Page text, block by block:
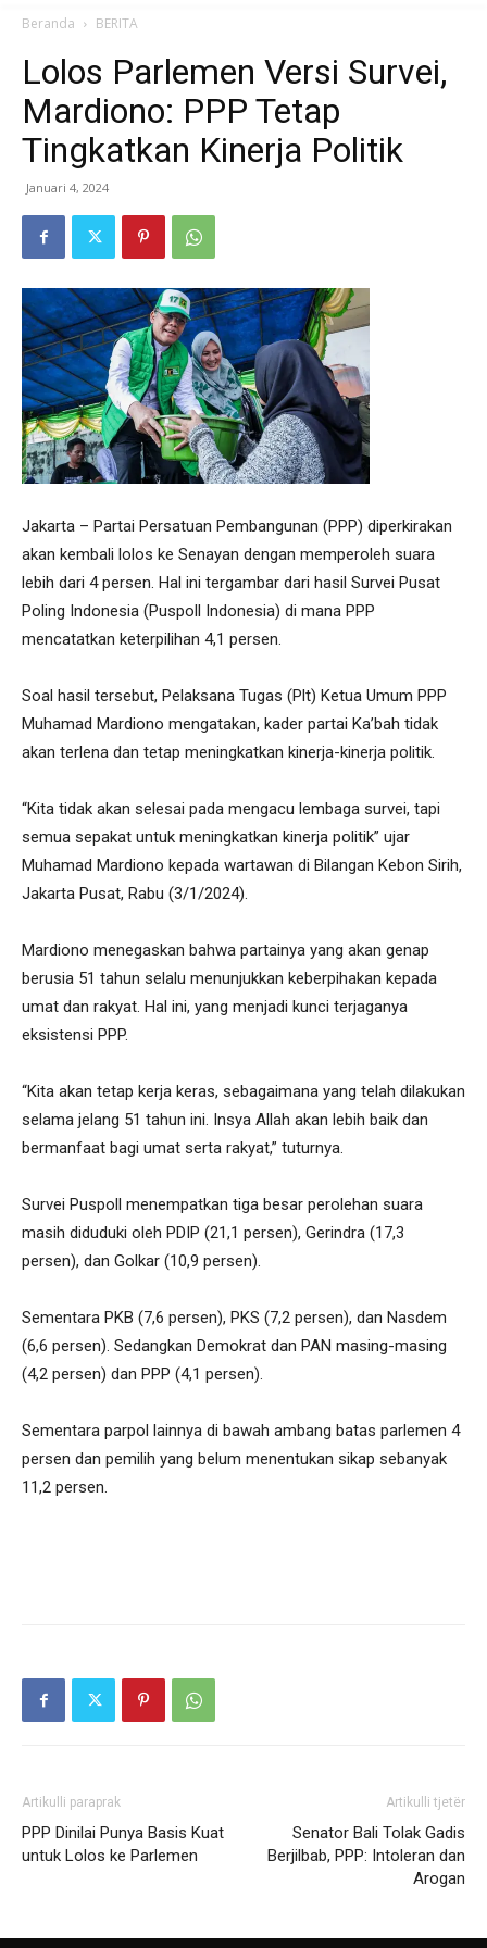
Beranda BERITA
Lolos Parlemen Versi Survei,
Mardiono: PPP Tetap
Tingkatkan Kinerja Politik
Januari 4, 2024
Jakarta – Partai Persatuan Pembangunan (PPP) diperkirakan
akan kembali lolos ke Senayan dengan memperoleh suara
lebih dari 4 persen. Hal ini tergambar dari hasil Survei Pusat
Poling Indonesia (Puspoll Indonesia) di mana PPP
mencatatkan keterpilihan 4,1 persen.
Soal hasil tersebut, Pelaksana Tugas (Plt) Ketua Umum PPP
Muhamad Mardiono mengatakan, kader partai Ka’bah tidak
akan terlena dan tetap meningkatkan kinerja-kinerja politik.
“Kita tidak akan selesai pada mengacu lembaga survei, tapi
semua sepakat untuk meningkatkan kinerja politik” ujar
Muhamad Mardiono kepada wartawan di Bilangan Kebon Sirih,
Jakarta Pusat, Rabu (3/1/2024).
Mardiono menegaskan bahwa partainya yang akan genap
berusia 51 tahun selalu menunjukkan keberpihakan kepada
umat dan rakyat. Hal ini, yang menjadi kunci terjaganya
eksistensi PPP.
“Kita akan tetap kerja keras, sebagaimana yang telah dilakukan
selama jelang 51 tahun ini. Insya Allah akan lebih baik dan
bermanfaat bagi umat serta rakyat,” tuturnya.
Survei Puspoll menempatkan tiga besar perolehan suara
masih diduduki oleh PDIP (21,1 persen), Gerindra (17,3
persen), dan Golkar (10,9 persen).
Sementara PKB (7,6 persen), PKS (7,2 persen), dan Nasdem
(6,6 persen). Sedangkan Demokrat dan PAN masing-masing
(4,2 persen) dan PPP (4,1 persen).
Sementara parpol lainnya di bawah ambang batas parlemen 4
persen dan pemilih yang belum menentukan sikap sebanyak
11,2 persen.
Artikulli paraprak
PPP Dinilai Punya Basis Kuat
untuk Lolos ke Parlemen
Artikulli tjetër
Senator Bali Tolak Gadis
Berjilbab, PPP: Intoleran dan
Arogan